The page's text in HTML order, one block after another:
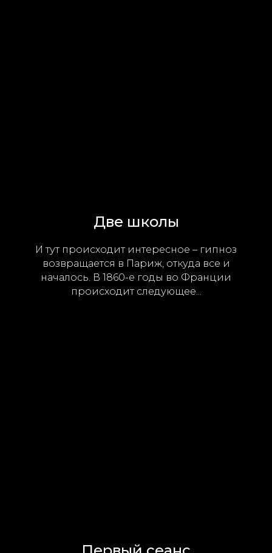
Две школы
И тут происходит интересное – гипноз
возвращается в Париж, откуда все и
началось. В 1860-е годы во Франции
происходит следующее...